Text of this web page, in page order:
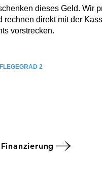
dieses Geld. Wir
rechnen direkt mit der
vorstrecken.
2